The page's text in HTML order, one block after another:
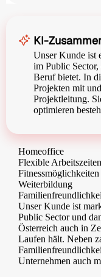
KI-
Unser Kunde ist
im Public
Beruf bietet. In
Projekten mit
Projektleitung.
optimieren
Homeoffice
Flexible Arbeitszeiten
Fitnessmöglichkeiten
Weiterbildung
Unser Kunde ist
Public Sector und
Österreich auch in
Laufen hält. Neben
Unternehmen auch